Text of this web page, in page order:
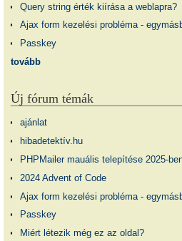
Query string érték kiírása a weblapra?
Ajax form kezelési probléma -
Passkey
tovább
Új fórum témák
ajánlat
hibadetektív.hu
PHPMailer mauális telepítése 2025-
2024 Advent of Code
Ajax form kezelési probléma -
Passkey
Miért létezik még ez az oldal?